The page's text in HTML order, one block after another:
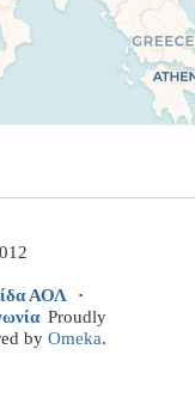
ΑΟΛ
Proudly
by Omeka.